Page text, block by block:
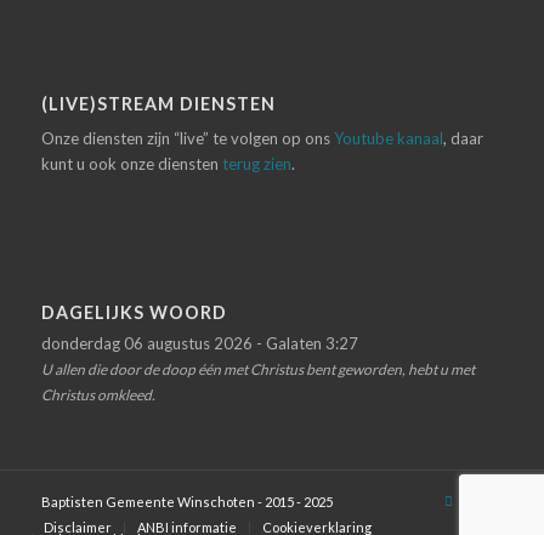
(LIVE)STREAM DIENSTEN
Onze diensten zijn “live” te volgen op onsYoutube kanaal, daar
kunt u ook onze diensten terug zien.
DAGELIJKS WOORD
donderdag 06 augustus 2026 - Galaten 3:27
U allen die door de doop één met Christus bent geworden, hebt u met
Christus omkleed.
Baptisten Gemeente Winschoten - 2015 - 2025
Disclaimer
ANBI informatie Cookieverklaring